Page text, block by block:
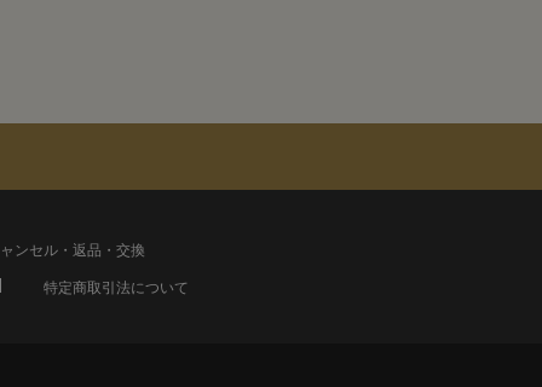
ンセル・返品・交換
特定商取引法について